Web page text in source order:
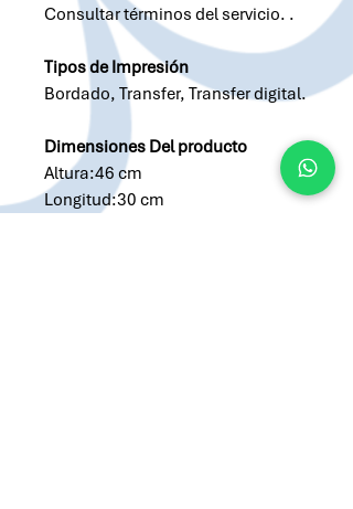
Consultar términos del servicio. .
Tipos de Impresión
Bordado, Transfer, Transfer digital.
Dimensiones Del producto
Altura:46 cm
Longitud:30 cm